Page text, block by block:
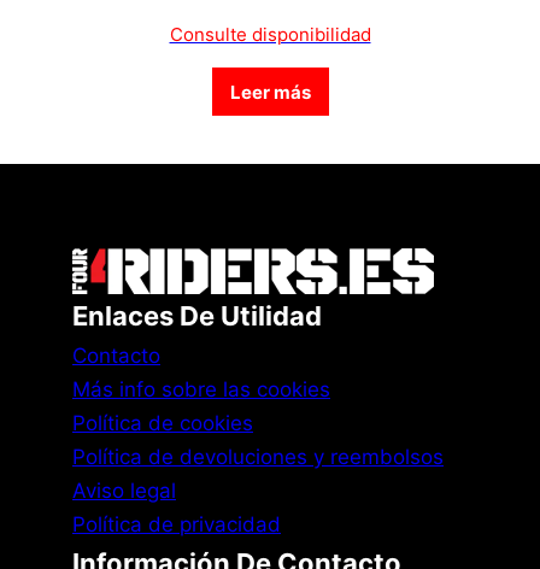
Consulte disponibilidad
Leer más
Enlaces De Utilidad
Contacto
Más info sobre las cookies
Política de cookies
Política de devoluciones y reembolsos
Aviso legal
Política de privacidad